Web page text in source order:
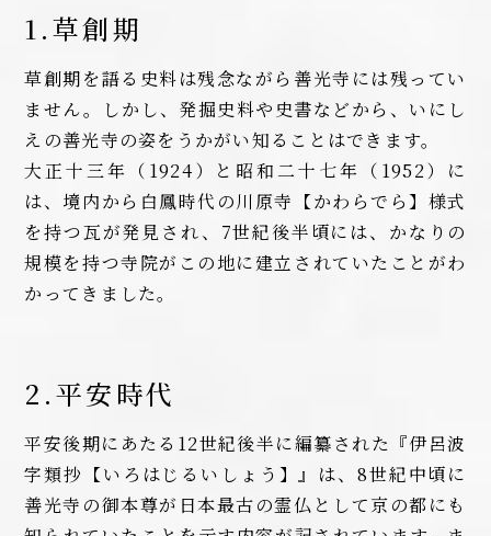
1.草創期
草創期を語る史料は残念ながら善光寺には残ってい
ません。しかし、発掘史料や史書などから、いにし
えの善光寺の姿をうかがい知ることはできます。
大正十三年（1924）と昭和二十七年（1952）に
は、境内から白鳳時代の川原寺【かわらでら】様式
を持つ瓦が発見され、7世紀後半頃には、かなりの
規模を持つ寺院がこの地に建立されていたことがわ
かってきました。
2.平安時代
平安後期にあたる12世紀後半に編纂された『伊呂波
字類抄【いろはじるいしょう】』は、8世紀中頃に
善光寺の御本尊が日本最古の霊仏として京の都にも